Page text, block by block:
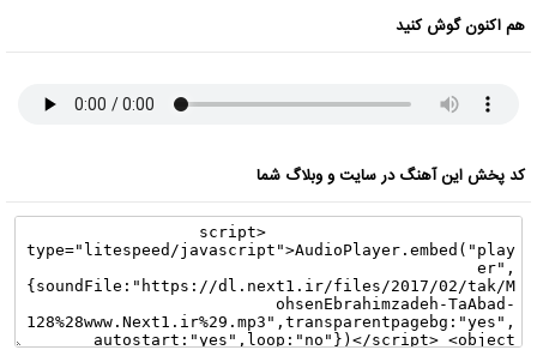
هم اکنون گوش کنید
کد پخش این آهنگ در سایت و وبلاگ شما